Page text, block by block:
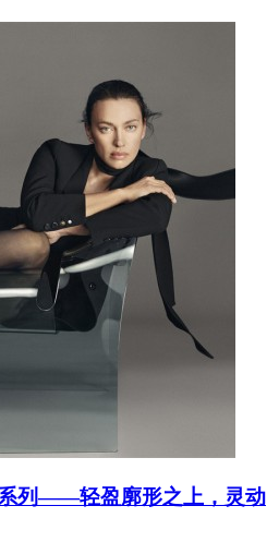
列——轻盈廓形之上，灵动